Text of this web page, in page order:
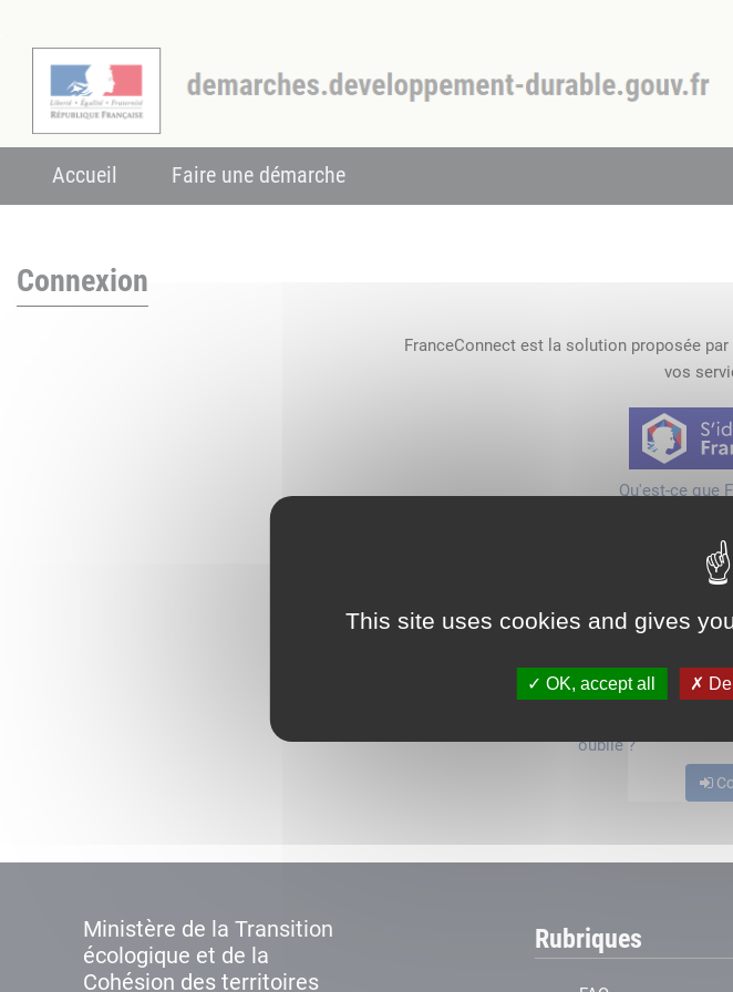
This site uses cookies and gives
OK, accept all
Accueil Faire une démarche
Connexion
FranceConnect est la solution proposée
vos
Qu'est-ce que
oublié ?
Ministère de la Transition
écologique et de la
Cohésion des territoires
Rubriques